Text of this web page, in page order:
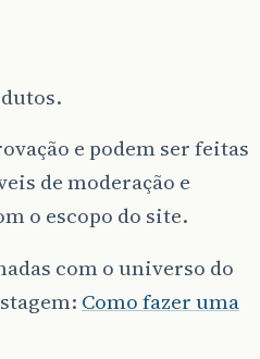
e podem ser feitas
de moderação e
o escopo do site.
com o universo do
Como fazer uma